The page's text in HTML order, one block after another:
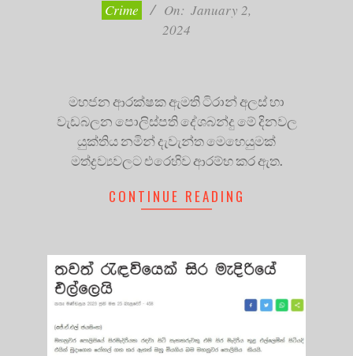
Crime On: January 2,
2024
මහජන ආරක්ෂක ඇමති ටිරාන් අලස් හා
වැඩබලන පොලිස්පති දේශබන්දු මේ දිනවල
යුක්තිය නමින් දැවැන්ත මෙහෙයුමක්
මත්ද්‍රව්‍යවලට එරෙහිව ආරම්භ කර ඇත.
CONTINUE READING